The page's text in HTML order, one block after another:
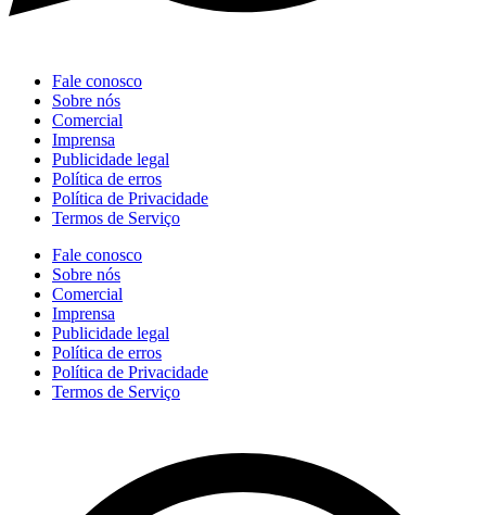
Fale conosco
Sobre nós
Comercial
Imprensa
Publicidade legal
Política de erros
Política de Privacidade
Termos de Serviço
Fale conosco
Sobre nós
Comercial
Imprensa
Publicidade legal
Política de erros
Política de Privacidade
Termos de Serviço